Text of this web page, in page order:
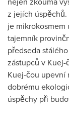
z jejích
je mikrokosmem
tajemník
předseda
zástupců v
Kuej-čou upevní
dobrému
úspěchy při